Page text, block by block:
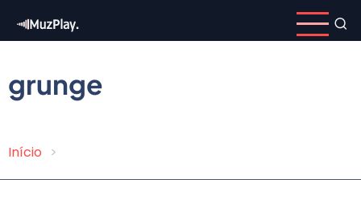
para
principal
grunge
Trilha
Início